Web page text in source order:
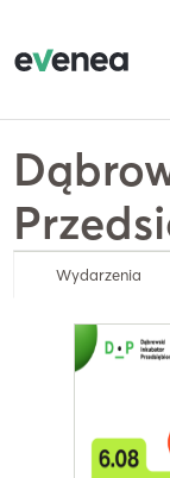
Wydarzenia